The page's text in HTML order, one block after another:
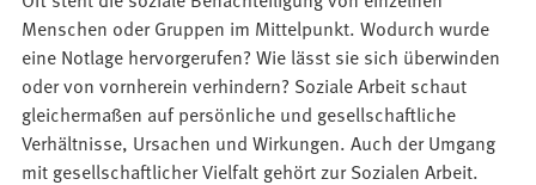
Menschen oder Gruppen im Mittelpunkt. Wodurch wurde
eine Notlage hervorgerufen? Wie lässt sie sich überwinden
oder von vornherein verhindern? Soziale Arbeit schaut
gleichermaßen auf persönliche und gesellschaftliche
Verhältnisse, Ursachen und Wirkungen. Auch der Umgang
mit gesellschaftlicher Vielfalt gehört zur Sozialen Arbeit.